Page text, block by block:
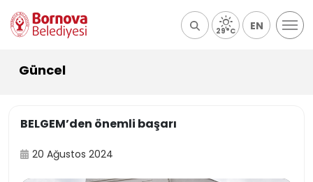
29°C EN
Güncel
BELGEM’den önemli başarı
20 Ağustos 2024